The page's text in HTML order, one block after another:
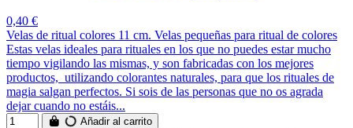
0,40 €
Velas de ritual colores 11 cm. Velas pequeñas para ritual de colores
Estas velas ideales para rituales en los que no puedes estar mucho
tiempo vigilando las mismas, y son fabricadas con los mejores
productos, utilizando colorantes naturales, para que los rituales de
magia salgan perfectos. Si sois de las personas que no os agrada
dejar cuando no estáis...
Añadir al carrito